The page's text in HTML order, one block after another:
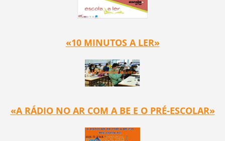
«10 MINUTOS A LER»
«A RÁDIO NO AR COM A BE E O PRÉ-ESCOLAR»